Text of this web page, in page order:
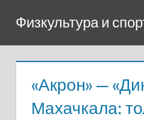
содержимому
Физкультура и
«Акрон» —
Махачкала: